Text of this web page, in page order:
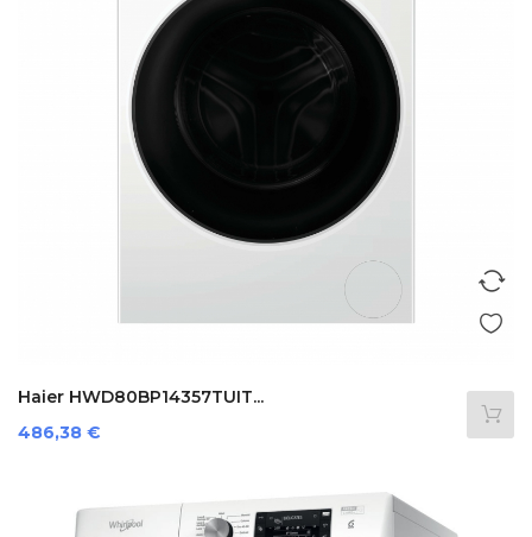
Haier HWD80BP14357TUIT...
Preis
486,38 €